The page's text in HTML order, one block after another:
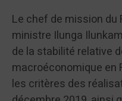
Le chef de mission du
ministre Ilunga
de la stabilité relative
macroéconomique en
les critères des